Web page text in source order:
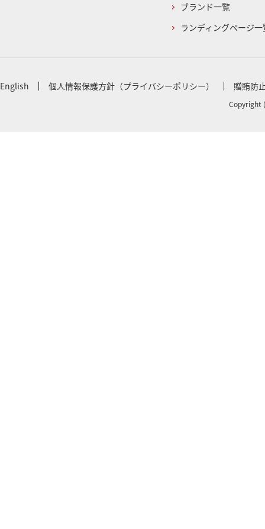
ブランド一覧
ランディングページ一
English 個人情報保護方針（プライバシーポリシー） 贈賄防
Copyright